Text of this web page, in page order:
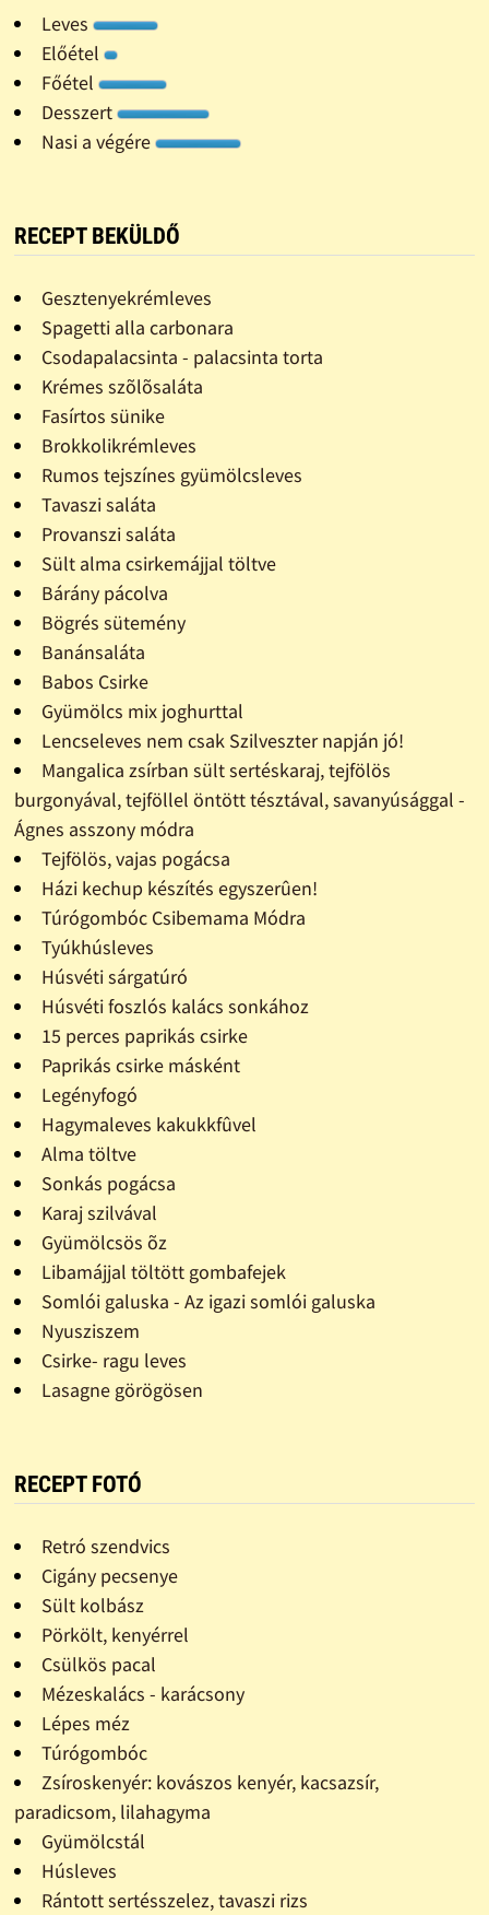
Leves
Előétel
Főétel
Desszert
Nasi a végére
RECEPT BEKÜLDŐ
Gesztenyekrémleves
Spagetti alla carbonara
Csodapalacsinta - palacsinta torta
Krémes szõlõsaláta
Fasírtos sünike
Brokkolikrémleves
Rumos tejszínes gyümölcsleves
Tavaszi saláta
Provanszi saláta
Sült alma csirkemájjal töltve
Bárány pácolva
Bögrés sütemény
Banánsaláta
Babos Csirke
Gyümölcs mix joghurttal
Lencseleves nem csak Szilveszter napján jó!
Mangalica zsírban sült sertéskaraj, tejfölös
burgonyával, tejföllel öntött tésztával, savanyúsággal -
Ágnes asszony módra
Tejfölös, vajas pogácsa
Házi kechup készítés egyszerûen!
Túrógombóc Csibemama Módra
Tyúkhúsleves
Húsvéti sárgatúró
Húsvéti foszlós kalács sonkához
15 perces paprikás csirke
Paprikás csirke másként
Legényfogó
Hagymaleves kakukkfûvel
Alma töltve
Sonkás pogácsa
Karaj szilvával
Gyümölcsös õz
Libamájjal töltött gombafejek
Somlói galuska - Az igazi somlói galuska
Nyusziszem
Csirke- ragu leves
Lasagne görögösen
RECEPT FOTÓ
Retró szendvics
Cigány pecsenye
Sült kolbász
Pörkölt, kenyérrel
Csülkös pacal
Mézeskalács - karácsony
Lépes méz
Túrógombóc
Zsíroskenyér: kovászos kenyér, kacsazsír,
paradicsom, lilahagyma
Gyümölcstál
Húsleves
Rántott sertésszelez, tavaszi rizs